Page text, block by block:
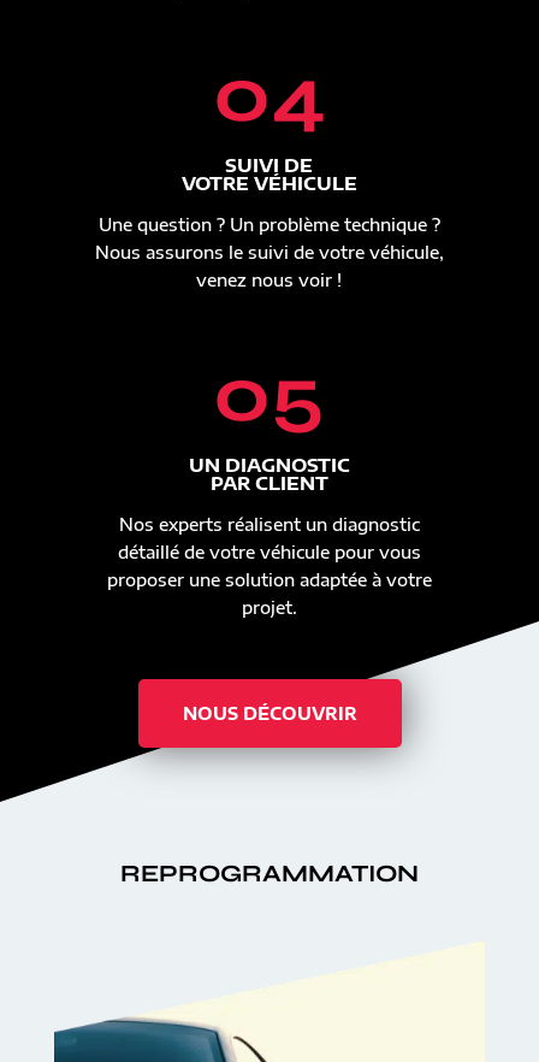
04
SUIVI DE
VOTRE VÉHICULE
Une question ? Un problème technique ?
Nous assurons le suivi de votre véhicule,
venez nous voir !
05
UN DIAGNOSTIC
PAR CLIENT
Nos experts réalisent un diagnostic
détaillé de votre véhicule pour vous
proposer une solution adaptée à votre
projet.
NOUS DÉCOUVRIR
REPROGRAMMATION